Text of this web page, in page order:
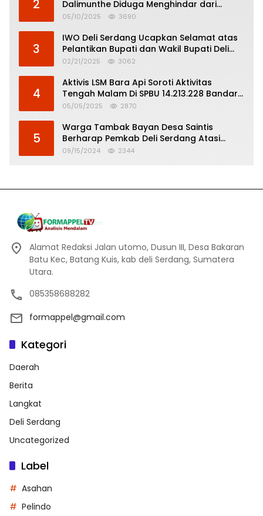
2
Dalimunthe Diduga Menghindar dari
Pertanggungjawaban Politik
05/10/2025 3690
3
IWO Deli Serdang Ucapkan Selamat atas
Pelantikan Bupati dan Wakil Bupati Deli
Serdang
02/21/2025 3062
4
Aktivis LSM Bara Api Soroti Aktivitas
Tengah Malam Di SPBU 14.213.228 Bandar
Tinggi
05/05/2025 2870
5
Warga Tambak Bayan Desa Saintis
Berharap Pemkab Deli Serdang Atasi
Banjir
09/15/2024 2344
Alamat Redaksi Jalan utomo, Dusun III, Desa Bakaran
Batu Kec, Batang Kuis, kab deli Serdang, Sumatera
Utara.
085358688282
formappel@gmail.com
Kategori
Daerah
Berita
Langkat
Deli Serdang
Uncategorized
Label
Asahan
Pelindo